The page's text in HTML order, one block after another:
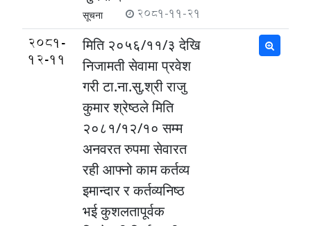
सूचना 2081-11-21
2081-
12-11
मिति २०५६/११/३ देखि
निजामती सेवामा प्रवेश
गरी टा.ना.सु.श्री राजु
कुमार श्रेष्ठले मिति
२०८१/१२/१० सम्म
अनवरत रुपमा सेवारत
रही आफ्नो काम कर्तव्य
इमान्दार र कर्तव्यनिष्ठ
भई कुशलतापूर्वक